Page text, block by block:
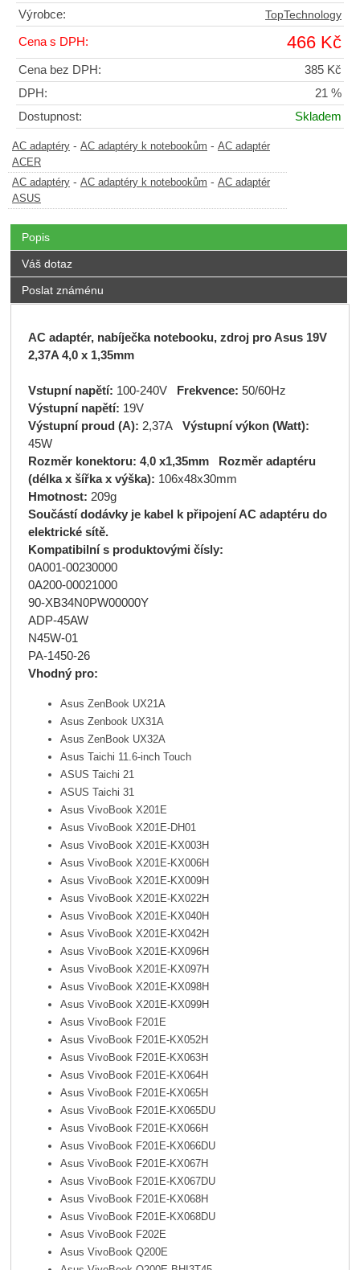
Výrobce:
TopTechnology
Cena s DPH: 466 Kč
Cena bez DPH:
385 Kč
DPH:
21 %
Dostupnost:
Skladem
AC adaptéry - AC adaptéry k notebookům - AC adaptér
ACER
AC adaptéry - AC adaptéry k notebookům - AC adaptér
ASUS
Popis
Váš dotaz
Poslat známénu
AC adaptér, nabíječka notebooku, zdroj pro Asus 19V
2,37A 4,0 x 1,35mm
Vstupní napětí: 100-240V Frekvence: 50/60Hz
Výstupní napětí: 19V
Výstupní proud (A): 2,37A Výstupní výkon (Watt):
45W
Rozměr konektoru: 4,0 x1,35mm
Rozměr adaptéru
(délka x šířka x výška): 106x48x30mm
Hmotnost: 209g
Součástí dodávky je kabel k připojení AC adaptéru do
elektrické sítě.
Kompatibilní s produktovými čísly:
0A001-00230000
0A200-00021000
90-XB34N0PW00000Y
ADP-45AW
N45W-01
PA-1450-26
Vhodný pro:
Asus ZenBook UX21A
Asus Zenbook UX31A
Asus ZenBook UX32A
Asus Taichi 11.6-inch Touch
ASUS Taichi 21
ASUS Taichi 31
Asus VivoBook X201E
Asus VivoBook X201E-DH01
Asus VivoBook X201E-KX003H
Asus VivoBook X201E-KX006H
Asus VivoBook X201E-KX009H
Asus VivoBook X201E-KX022H
Asus VivoBook X201E-KX040H
Asus VivoBook X201E-KX042H
Asus VivoBook X201E-KX096H
Asus VivoBook X201E-KX097H
Asus VivoBook X201E-KX098H
Asus VivoBook X201E-KX099H
Asus VivoBook F201E
Asus VivoBook F201E-KX052H
Asus VivoBook F201E-KX063H
Asus VivoBook F201E-KX064H
Asus VivoBook F201E-KX065H
Asus VivoBook F201E-KX065DU
Asus VivoBook F201E-KX066H
Asus VivoBook F201E-KX066DU
Asus VivoBook F201E-KX067H
Asus VivoBook F201E-KX067DU
Asus VivoBook F201E-KX068H
Asus VivoBook F201E-KX068DU
Asus VivoBook F202E
Asus VivoBook Q200E